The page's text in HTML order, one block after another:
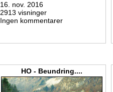
16. nov. 2016
2913 visninger
Ingen kommentarer
HO - Beundring....